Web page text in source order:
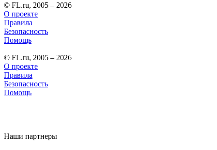
© FL.ru, 2005 – 2026
О проекте
Правила
Безопасность
Помощь
© FL.ru, 2005 – 2026
О проекте
Правила
Безопасность
Помощь
Наши партнеры